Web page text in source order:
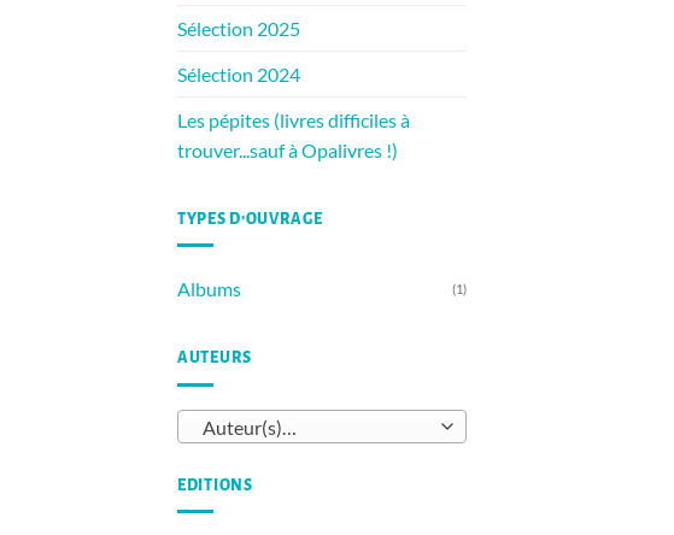
Sélection 2025
Sélection 2024
Les pépites (livres difficiles à
trouver...sauf à Opalivres !)
TYPES D’OUVRAGE
Albums (1)
AUTEURS
Auteur(s)…
EDITIONS